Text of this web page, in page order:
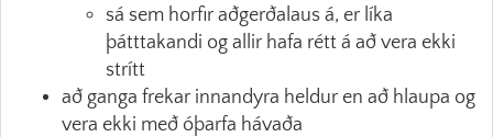
sá sem horfir aðgerðalaus á, er líka
þátttakandi og allir hafa rétt á að vera ekki
strítt
að ganga frekar innandyra heldur en að hlaupa og
vera ekki með óþarfa hávaða